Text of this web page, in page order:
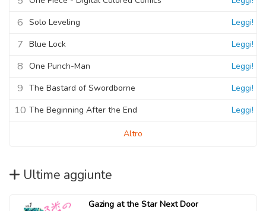
6 Solo Leveling Leggi!
7 Blue Lock Leggi!
8 One Punch-Man Leggi!
9 The Bastard of Swordborne Leggi!
10 The Beginning After the End Leggi!
Altro
Ultime aggiunte
Gazing at the Star Next Door